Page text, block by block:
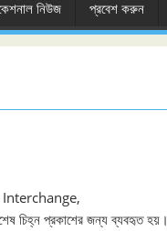
নিউজ প্রবেশ করুন
Interchange,
চিহ্ন প্রকাশের জন্য ব্যবহৃত হয়।